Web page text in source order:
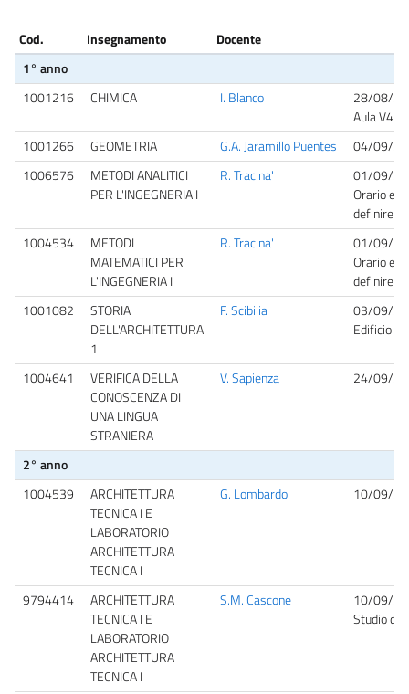
Cod. Insegnamento
Docente
1° anno
1001216
CHIMICA I. Blanco
28/08/
Aula V4
1001266
GEOMETRIA G.A. Jaramillo Puentes
04/09/
1006576
METODI ANALITICI
PER L'INGEGNERIA I
R. Tracina'
01/09/
Orario e
definire
1004534
METODI
MATEMATICI PER
L'INGEGNERIA I
R. Tracina'
01/09/
Orario e
definire
1001082
STORIA
DELL'ARCHITETTURA
1
F. Scibilia
03/09/
Edificio
1004641
VERIFICA DELLA
CONOSCENZA DI
UNA LINGUA
STRANIERA
V. Sapienza 24/09/
2° anno
1004539
ARCHITETTURA
TECNICA I E
LABORATORIO
ARCHITETTURA
TECNICA I
G. Lombardo 10/09/
9794414
ARCHITETTURA
TECNICA I E
LABORATORIO
ARCHITETTURA
TECNICA I
S.M. Cascone
10/09/
Studio